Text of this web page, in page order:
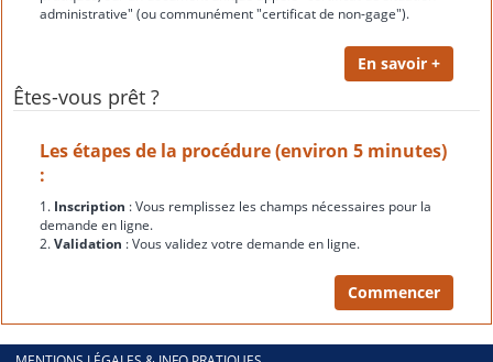
administrative" (ou communément "certificat de non-gage").
Êtes-vous prêt ?
Les étapes de la procédure (environ 5 minutes)
:
1. Inscription : Vous remplissez les champs nécessaires pour la
demande en ligne.
2.Validation : Vous validez votre demande en ligne.